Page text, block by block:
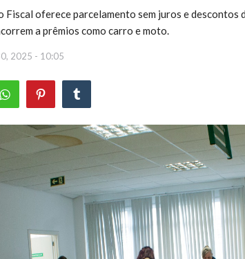
Fiscal oferece parcelamento sem juros e descontos
a prêmios como carro e moto.
2025 - 10:05